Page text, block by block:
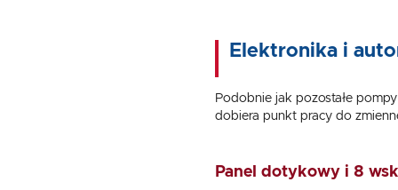
Elektronika i
Podobnie jak pozostałe
dobiera punkt pracy do
Panel dotykowy i 8